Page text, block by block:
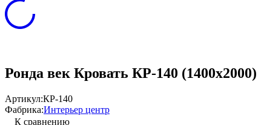
Ронда век Кровать КР-140 (1400х2000)
Артикул:КР-140
Фабрика:Интерьер центр
К сравнению